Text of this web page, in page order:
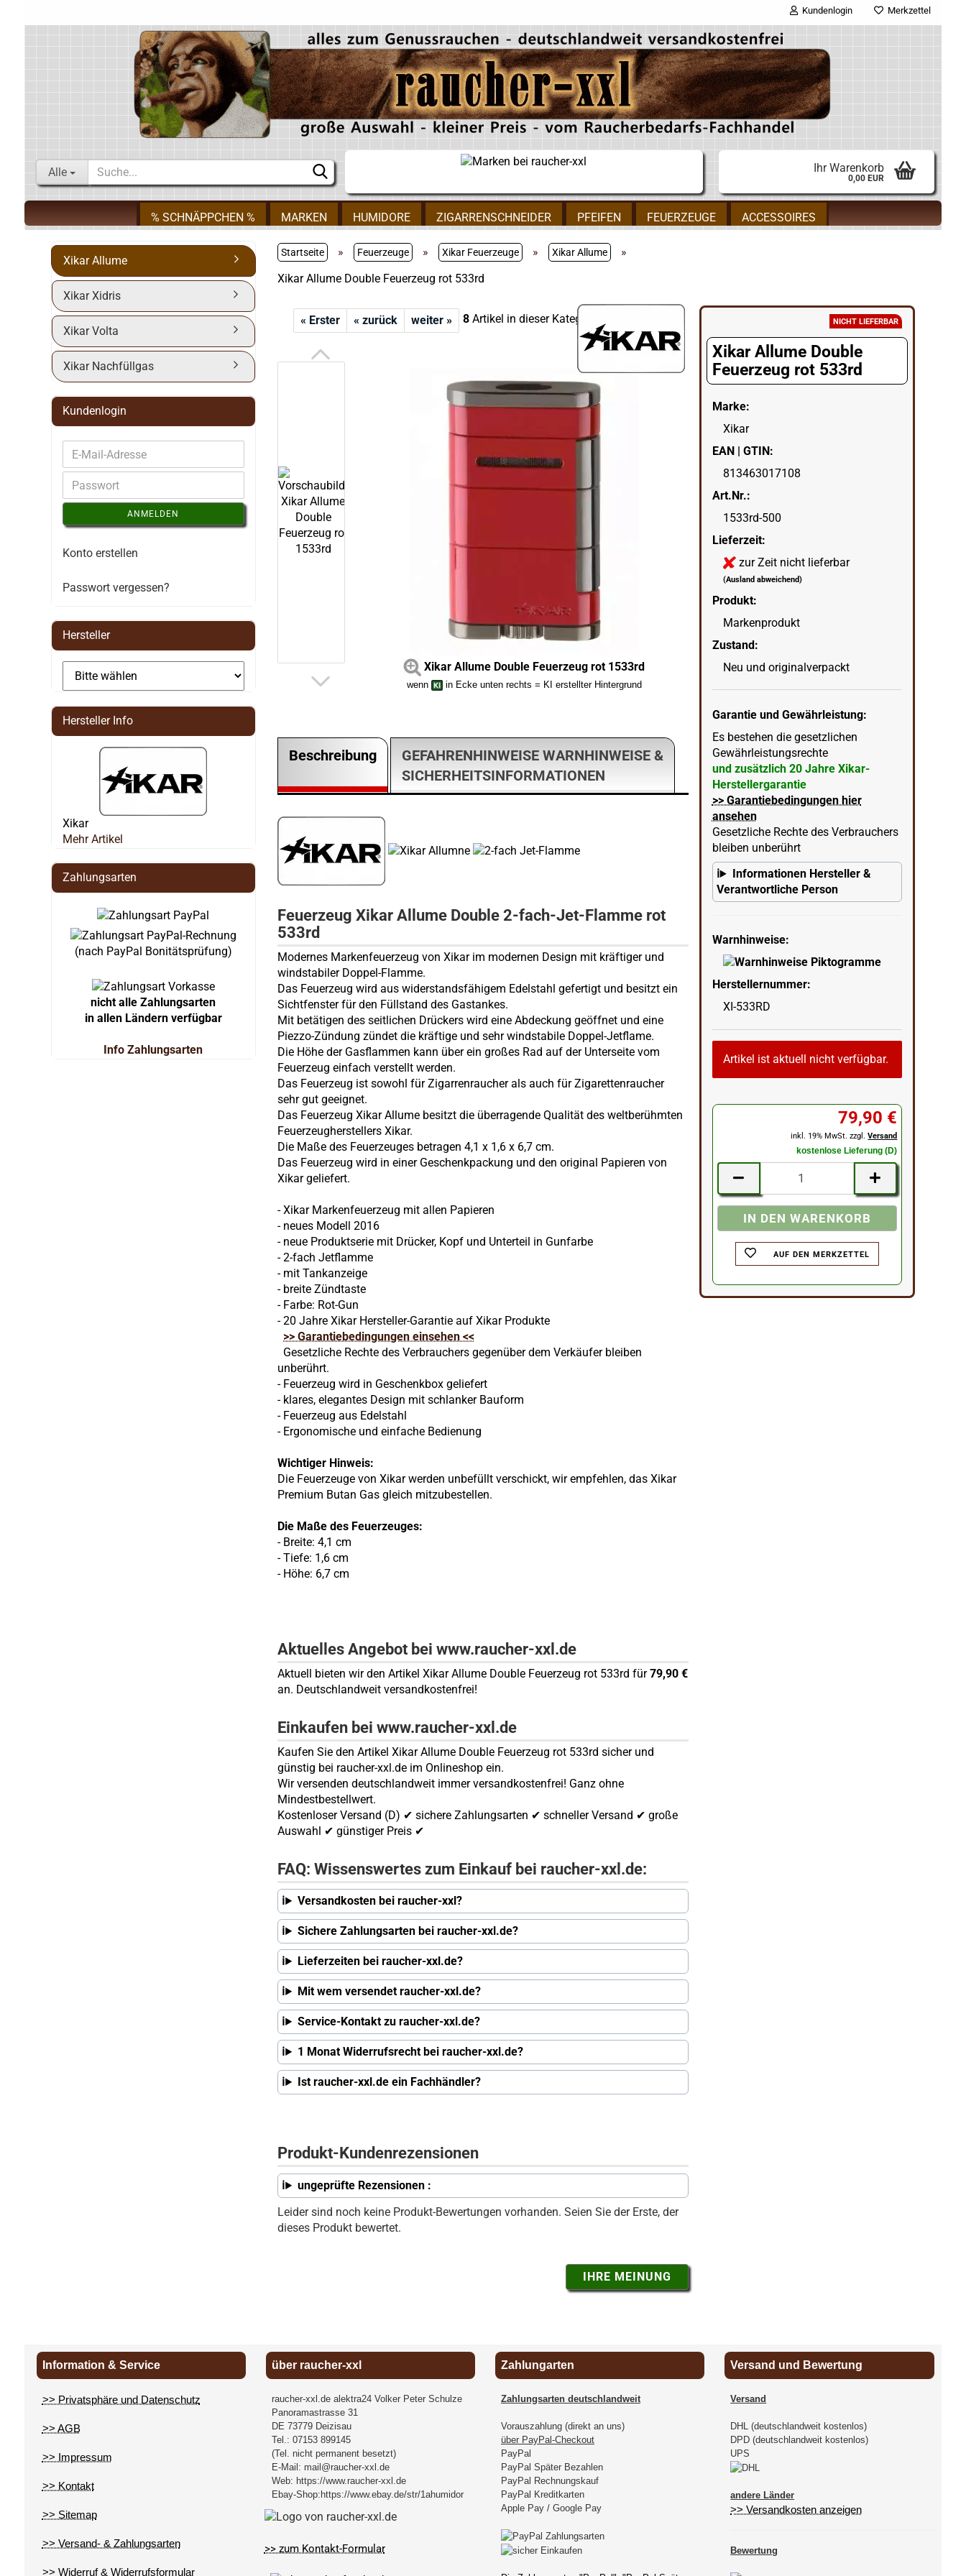
Kundenlogin
E-Mail
Passwort
Konto erstellen
Passwort vergessen?
Merkzettel
Alle Ihr Warenkorb
0,00 EUR
% SCHNÄPPCHEN % MARKEN HUMIDORE ZIGARRENSCHNEIDER PFEIFEN FEUERZEUGE ACCESSOIRES
Startseite » Feuerzeuge » Xikar Feuerzeuge » Xikar Allume
»
Xikar Allume Double Feuerzeug rot 533rd
« Erster « zurück weiter » 8 Artikel in dieser Kategorie
Xikar Allume Double Feuerzeug rot 1533rd
wenn in Ecke unten rechts = KI erstellter Hintergrund
Xikar Allume Double Feuerzeug rot
NICHT LIEFERBAR
Xikar Allume Double
Feuerzeug rot 533rd
Marke:
Xikar
EAN | GTIN:
813463017108
Art.Nr.:
1533rd-500
Lieferzeit:
zur Zeit nicht lieferbar
(Ausland abweichend)
Produkt:
Markenprodukt
Zustand:
Neu und originalverpackt
Garantie und Gewährleistung:
Es bestehen die gesetzlichen
Gewährleistungsrechte
und zusätzlich 20 Jahre Xikar-
Herstellergarantie
>> Garantiebedingungen hier
ansehen
Gesetzliche Rechte des Verbrauchers
bleiben unberührt
Informationen Hersteller &
Verantwortliche Person
Warnhinweise:
Herstellernummer:
XI-533RD
Artikel ist aktuell nicht verfügbar.
79,90 €
inkl. 19% MwSt. zzgl.Versand
kostenlose Lieferung (D)
AUF DEN MERKZETTEL
Beschreibung
GEFAHRENHINWEISE WARNHINWEISE &
SICHERHEITSINFORMATIONEN
Feuerzeug Xikar Allume Double 2-fach-Jet-Flamme rot
533rd
Modernes Markenfeuerzeug von Xikar im modernen Design mit kräftiger und
windstabiler Doppel-Flamme.
Das Feuerzeug wird aus widerstandsfähigem Edelstahl gefertigt und besitzt ein
Sichtfenster für den Füllstand des Gastankes.
Mit betätigen des seitlichen Drückers wird eine Abdeckung geöffnet und eine
Piezzo-Zündung zündet die kräftige und sehr windstabile Doppel-Jetflame.
Die Höhe der Gasflammen kann über ein großes Rad auf der Unterseite vom
Feuerzeug einfach verstellt werden.
Das Feuerzeug ist sowohl für Zigarrenraucher als auch für Zigarettenraucher
sehr gut geeignet.
Das Feuerzeug Xikar Allume besitzt die überragende Qualität des weltberühmten
Feuerzeugherstellers Xikar.
Die Maße des Feuerzeuges betragen 4,1 x 1,6 x 6,7 cm.
Das Feuerzeug wird in einer Geschenkpackung und den original Papieren von
Xikar geliefert.
- Xikar Markenfeuerzeug mit allen Papieren
- neues Modell 2016
- neue Produktserie mit Drücker, Kopf und Unterteil in Gunfarbe
- 2-fach Jetflamme
- mit Tankanzeige
- breite Zündtaste
- Farbe: Rot-Gun
- 20 Jahre Xikar Hersteller-Garantie auf Xikar Produkte
>> Garantiebedingungen einsehen <<
Gesetzliche Rechte des Verbrauchers gegenüber dem Verkäufer bleiben
unberührt.
- Feuerzeug wird in Geschenkbox geliefert
- klares, elegantes Design mit schlanker Bauform
- Feuerzeug aus Edelstahl
- Ergonomische und einfache Bedienung
Wichtiger Hinweis:
Die Feuerzeuge von Xikar werden unbefüllt verschickt, wir empfehlen, das Xikar
Premium Butan Gas gleich mitzubestellen.
Die Maße des Feuerzeuges:
- Breite: 4,1 cm
- Tiefe: 1,6 cm
- Höhe: 6,7 cm
Aktuelles Angebot bei www.raucher-xxl.de
Aktuell bieten wir den Artikel Xikar Allume Double Feuerzeug rot 533rd für79,90 €
an. Deutschlandweit versandkostenfrei!
Einkaufen bei www.raucher-xxl.de
Kaufen Sie den Artikel Xikar Allume Double Feuerzeug rot 533rd sicher und
günstig bei raucher-xxl.de im Onlineshop ein.
Wir versenden deutschlandweit immer versandkostenfrei! Ganz ohne
Mindestbestellwert.
Kostenloser Versand (D) ✔ sichere Zahlungsarten ✔ schneller Versand ✔ große
Auswahl ✔ günstiger Preis ✔
FAQ: Wissenswertes zum Einkauf bei raucher-xxl.de:
Versandkosten bei raucher-xxl?
Sichere Zahlungsarten bei raucher-xxl.de?
Lieferzeiten bei raucher-xxl.de?
Mit wem versendet raucher-xxl.de?
Service-Kontakt zu raucher-xxl.de?
1 Monat Widerrufsrecht bei raucher-xxl.de?
Ist raucher-xxl.de ein Fachhändler?
Produkt-Kundenrezensionen
ungeprüfte Rezensionen :
Leider sind noch keine Produkt-Bewertungen vorhanden. Seien Sie der Erste, der
dieses Produkt bewertet.
IHRE MEINUNG
Xikar Allume
Xikar Xidris
Xikar Volta
Xikar Nachfüllgas
Kundenlogin
ANMELDEN
Konto erstellen
Passwort vergessen?
Hersteller
Hersteller Info
Xikar
Mehr Artikel
Zahlungsarten
(nach PayPal Bonitätsprüfung)
nicht alle Zahlungsarten
in allen Ländern verfügbar
Info Zahlungsarten
Information & Service
>> Privatsphäre und Datenschutz
>> AGB
>> Impressum
>> Kontakt
>> Sitemap
>> Versand- & Zahlungsarten
>> Widerruf & Widerrufsformular
über raucher-xxl
raucher-xxl.de alektra24 Volker Peter Schulze
Panoramastrasse 31
DE 73779 Deizisau
Tel.: 07153 899145
(Tel. nicht permanent besetzt)
E-Mail: mail@raucher-xxl.de
Web: https://www.raucher-xxl.de
Ebay-Shop: https://www.ebay.de/str/1ahumidor
>> zum Kontakt-Formular
Zahlungarten
Zahlungsarten deutschlandweit
Vorauszahlung (direkt an uns)
über PayPal-Checkout
PayPal
PayPal Später Bezahlen
PayPal Rechnungskauf
PayPal Kreditkarten
Apple Pay / Google Pay
Versand und Bewertung
Versand
DHL (deutschlandweit kostenlos)
DPD (deutschlandweit kostenlos)
UPS
andere Länder
>> Versandkosten anzeigen
Bewertung